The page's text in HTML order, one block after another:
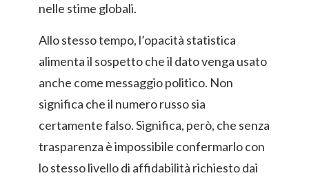
nelle stime globali.
Allo stesso tempo, l’opacità statistica
alimenta il sospetto che il dato venga usato
anche come messaggio politico. Non
significa che il numero russo sia
certamente falso. Significa, però, che senza
trasparenza è impossibile confermarlo con
lo stesso livello di affidabilità richiesto dai